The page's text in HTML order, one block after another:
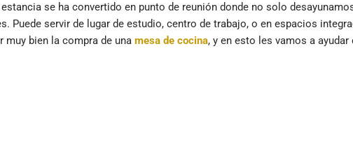
se ha convertido en punto de reunión donde no solo
Puede servir de lugar de estudio, centro de trabajo, o en espacios
bien la compra de una mesa de cocina, y en esto les vamos a